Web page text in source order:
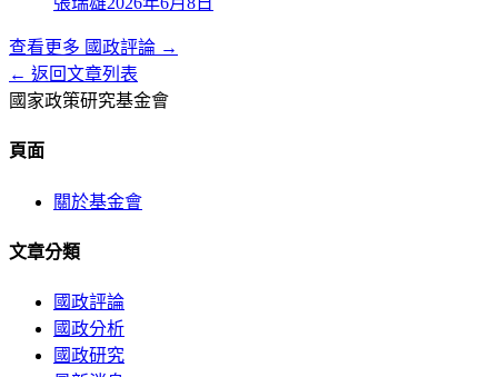
查看更多 國政評論 →
← 返回文章列表
國家政策研究基金會
頁面
關於基金會
文章分類
國政評論
國政分析
國政研究